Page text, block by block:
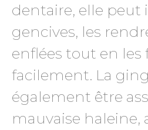
dentaire, elle peut
gencives, les
enflées tout en les
facilement. La
également être
mauvaise haleine,